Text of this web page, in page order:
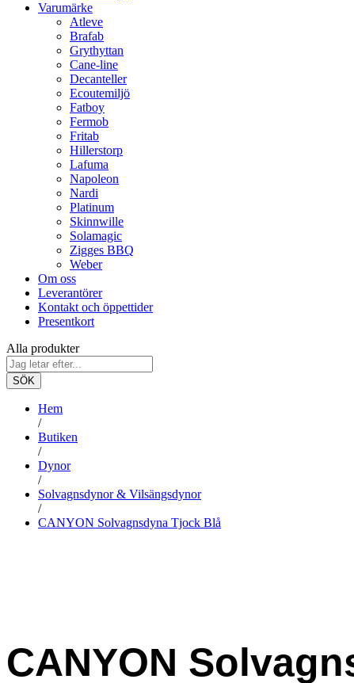
Varumärke
Atleve
Brafab
Grythyttan
Cane-line
Decanteller
Ecoutemiljö
Fatboy
Fermob
Fritab
Hillerstorp
Lafuma
Napoleon
Nardi
Platinum
Skinnwille
Solamagic
Zigges BBQ
Weber
Om oss
Leverantörer
Kontakt och öppettider
Presentkort
Alla produkter
SÖK
Hem
/
Butiken
/
Dynor
/
Solvagnsdynor & Vilsängsdynor
/
CANYON Solvagnsdyna Tjock Blå
CANYON